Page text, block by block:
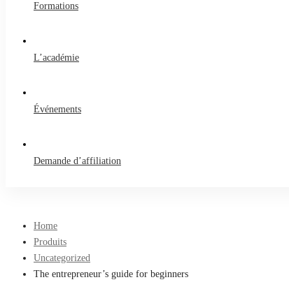
Formations
L’académie
Événements
Demande d’affiliation
Home
Produits
Uncategorized
The entrepreneur’s guide for beginners